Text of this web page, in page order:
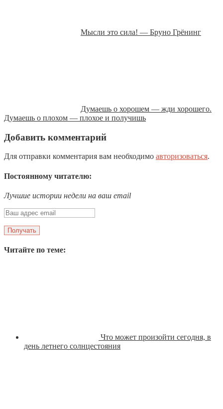
Мысли это сила! — Бруно Грёнинг
Думаешь о хорошем — жди хорошего.
Думаешь о плохом — плохое и получишь
Добавить комментарий
Для отправки комментария вам необходимо авторизоваться.
Постоянному читателю:
Лучшие истории недели на ваш email
Читайте по теме:
Что может произойти сегодня, в
день летнего солнцестояния